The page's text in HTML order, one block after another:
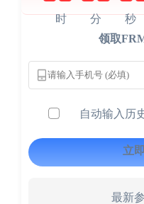
时 分
秒
领取
自动输入历
立
最新
用户163